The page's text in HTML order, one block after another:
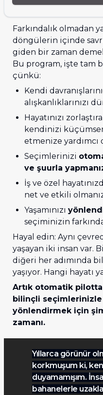
Farkındalık olmadan
döngülerin içinde
giden bir zaman
Bu program, işte tam
çünkü:
Kendi
alışkanlıklarınızı
Hayatınızı
kendinizi
etmenize yardımcı
Seçimlerinizi
ve şuurla
İş ve özel
net ve etkili
Yaşamınızı
seçiminizin
Hayal edin: Aynı
yaşayan iki insan var.
diğeri her adımında
yaşıyor. Hangi hayatı
Artık otomatik
bilinçli seçimlerinizle
yönlendirmek için
zamanı.
Yıllarca görünür
korkmuşum ki,
duyamamışım.
bahanelerle